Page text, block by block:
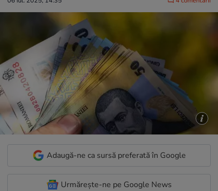
Adaugă-ne ca sursă preferată în Google
Urmărește-ne pe Google News